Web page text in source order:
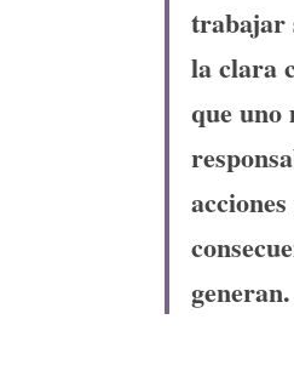
trabajar
la clara
que uno
generan.